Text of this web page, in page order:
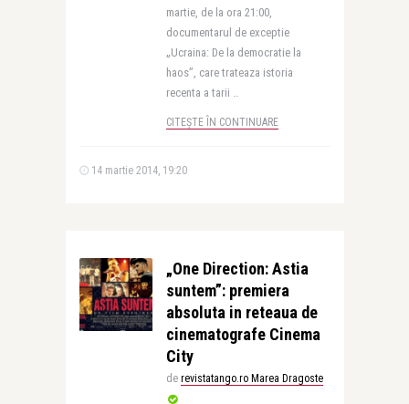
martie, de la ora 21:00,
documentarul de exceptie
„Ucraina: De la democratie la
haos”, care trateaza istoria
recenta a tarii ..
CITEȘTE ÎN CONTINUARE
14 martie 2014, 19:20
„One Direction: Astia
suntem”: premiera
absoluta in reteaua de
cinematografe Cinema
City
de revistatango.ro Marea Dragoste